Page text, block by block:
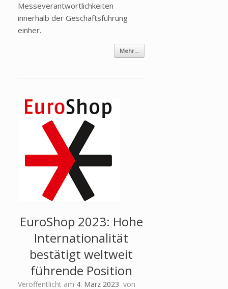
Messeverantwortlichkeiten
innerhalb der Geschäftsführung
einher.
Mehr...
EuroShop 2023: Hohe
Internationalität
bestätigt weltweit
führende Position
Veröffentlicht am 4. März 2023 von